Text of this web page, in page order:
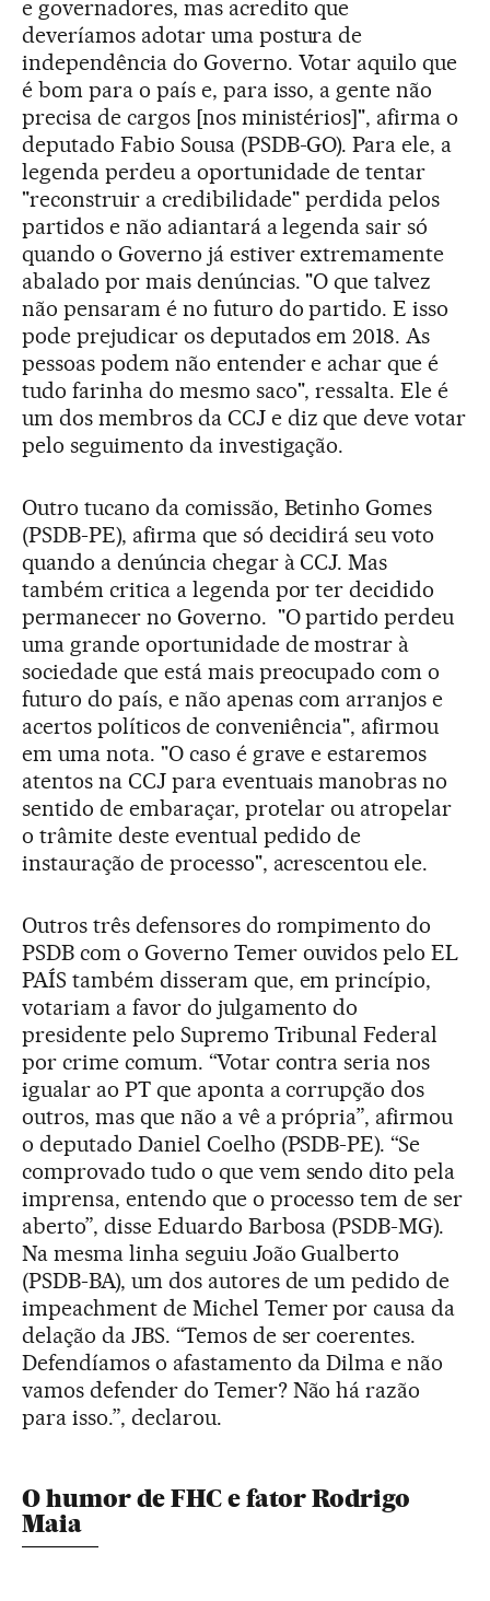
e governadores, mas acredito que
deveríamos adotar uma postura de
independência do Governo. Votar aquilo que
é bom para o país e, para isso, a gente não
precisa de cargos [nos ministérios]", afirma o
deputado Fabio Sousa (PSDB-GO). Para ele, a
legenda perdeu a oportunidade de tentar
"reconstruir a credibilidade" perdida pelos
partidos e não adiantará a legenda sair só
quando o Governo já estiver extremamente
abalado por mais denúncias. "O que talvez
não pensaram é no futuro do partido. E isso
pode prejudicar os deputados em 2018. As
pessoas podem não entender e achar que é
tudo farinha do mesmo saco", ressalta. Ele é
um dos membros da CCJ e diz que deve votar
pelo seguimento da investigação.
Outro tucano da comissão, Betinho Gomes
(PSDB-PE), afirma que só decidirá seu voto
quando a denúncia chegar à CCJ. Mas
também critica a legenda por ter decidido
permanecer no Governo. "O partido perdeu
uma grande oportunidade de mostrar à
sociedade que está mais preocupado com o
futuro do país, e não apenas com arranjos e
acertos políticos de conveniência", afirmou
em uma nota. "O caso é grave e estaremos
atentos na CCJ para eventuais manobras no
sentido de embaraçar, protelar ou atropelar
o trâmite deste eventual pedido de
instauração de processo", acrescentou ele.
Outros três defensores do rompimento do
PSDB com o Governo Temer ouvidos pelo EL
PAÍS também disseram que, em princípio,
votariam a favor do julgamento do
presidente pelo Supremo Tribunal Federal
por crime comum. “Votar contra seria nos
igualar ao PT que aponta a corrupção dos
outros, mas que não a vê a própria”, afirmou
o deputado Daniel Coelho (PSDB-PE). “Se
comprovado tudo o que vem sendo dito pela
imprensa, entendo que o processo tem de ser
aberto”, disse Eduardo Barbosa (PSDB-MG).
Na mesma linha seguiu João Gualberto
(PSDB-BA), um dos autores de um pedido de
impeachment de Michel Temer por causa da
delação da JBS. “Temos de ser coerentes.
Defendíamos o afastamento da Dilma e não
vamos defender do Temer? Não há razão
para isso.”, declarou.
O humor de FHC e fator Rodrigo
Maia